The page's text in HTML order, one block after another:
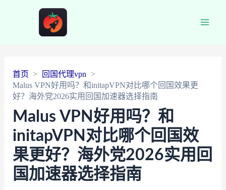
首页
回国代理vpn
Malus VPN好用吗？和initapVPN对比哪个回国效果更
好？海外党2026实用回国加速器选择指南
Malus VPN好用吗？和
initapVPN对比哪个回国效
果更好？海外党2026实用回
国加速器选择指南